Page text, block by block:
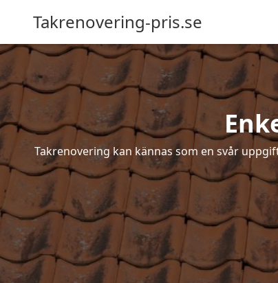
Takrenovering-pris.se
Takrenovering kan kännas som en svår